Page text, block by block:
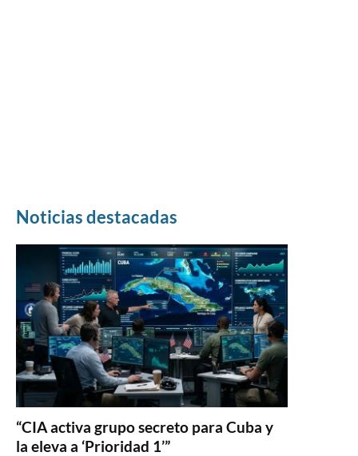
Noticias destacadas
“CIA activa grupo secreto para Cuba y
la eleva a ‘Prioridad 1’”